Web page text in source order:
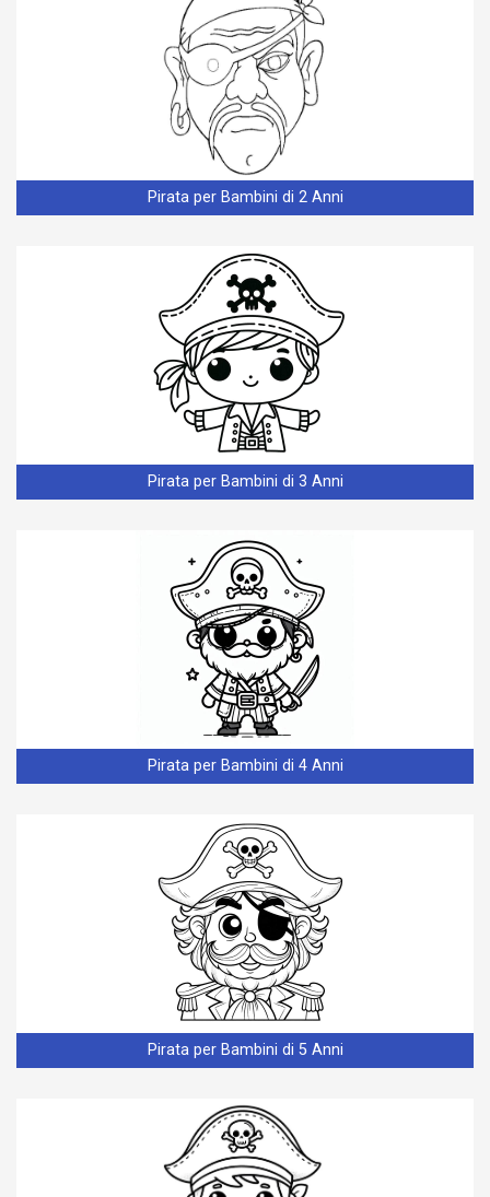
Pirata per Bambini di 2 Anni
Pirata per Bambini di 3 Anni
Pirata per Bambini di 4 Anni
Pirata per Bambini di 5 Anni